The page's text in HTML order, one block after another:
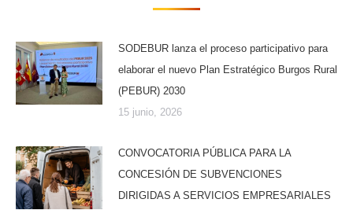
SODEBUR lanza el proceso participativo para
elaborar el nuevo Plan Estratégico Burgos Rural
(PEBUR) 2030
15 junio, 2026
CONVOCATORIA PÚBLICA PARA LA
CONCESIÓN DE SUBVENCIONES
DIRIGIDAS A SERVICIOS EMPRESARIALES